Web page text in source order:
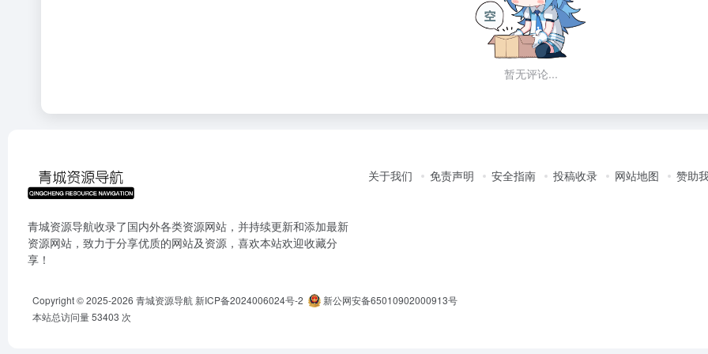
暂无评论...
青城资源导航收录了国内外各类资源网站，并持续更新和添加最新
资源网站，致力于分享优质的网站及资源，喜欢本站欢迎收藏分
享！
关于我们 免责声明 安全指南 投稿收录 网站地图 赞助
Copyright © 2025-2026 青城资源导航 新ICP备2024006024号-2
新公网安备65010902000913号
本站总访问量53403 次